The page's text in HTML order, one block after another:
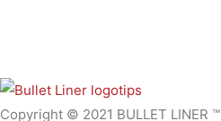
Copyright © 2021 BULLET LINER ™